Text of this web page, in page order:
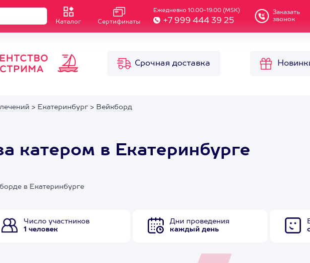
Каталог Сертификаты
Ежедневно 10.00-19.00 (MSK)
+7 999 444 39 25
Заказать
звонок
Срочная доставка
> Екатеринбург > Вейкборд
катером в Екатеринбурге
в Екатеринбурге
Число участников
1 человек
Дни проведения
каждый день